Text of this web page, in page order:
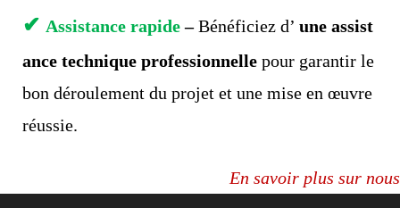
✔ Assistance rapide–Bénéficiez d’ une assist
ance technique professionnelle pour garantir le
bon déroulement du projet et une mise en œuvre
réussie.
En savoir plus sur nous